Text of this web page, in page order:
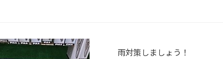
雨対策しましょう！